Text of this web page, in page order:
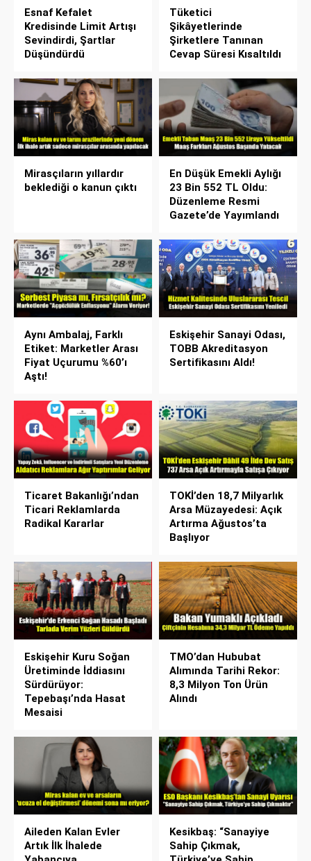
Esnaf Kefalet
Kredisinde Limit Artışı
Sevindirdi, Şartlar
Düşündürdü
Tüketici
Şikâyetlerinde
Şirketlere Tanınan
Cevap Süresi Kısaltıldı
Mirasçıların yıllardır
beklediği o kanun çıktı
En Düşük Emekli Aylığı
23 Bin 552 TL Oldu:
Düzenleme Resmi
Gazete’de Yayımlandı
Aynı Ambalaj, Farklı
Etiket: Marketler Arası
Fiyat Uçurumu %60’ı
Aştı!
Eskişehir Sanayi Odası,
TOBB Akreditasyon
Sertifikasını Aldı!
Ticaret Bakanlığı’ndan
Ticari Reklamlarda
Radikal Kararlar
TOKİ’den 18,7 Milyarlık
Arsa Müzayedesi: Açık
Artırma Ağustos’ta
Başlıyor
Eskişehir Kuru Soğan
Üretiminde İddiasını
Sürdürüyor:
Tepebaşı’nda Hasat
Mesaisi
TMO’dan Hububat
Alımında Tarihi Rekor:
8,3 Milyon Ton Ürün
Alındı
Aileden Kalan Evler
Artık İlk İhalede
Kesikbaş: “Sanayiye
Sahip Çıkmak,